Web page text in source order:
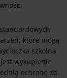
które mogą
szkolna
wykupienie
ochronę za